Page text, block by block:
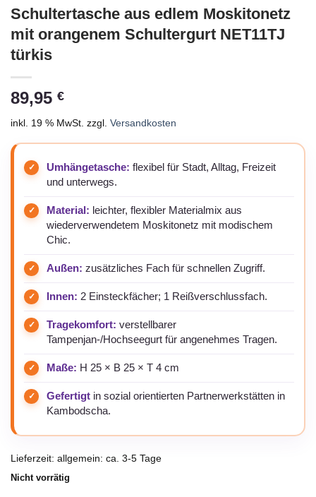
Schultertasche aus edlem Moskitonetz
mit orangenem Schultergurt NET11TJ
türkis
89,95 €
inkl. 19 % MwSt. zzgl. Versandkosten
Umhängetasche: flexibel für Stadt, Alltag, Freizeit
und unterwegs.
Material: leichter, flexibler Materialmix aus
wiederverwendetem Moskitonetz mit modischem
Chic.
Außen: zusätzliches Fach für schnellen Zugriff.
Innen: 2 Einsteckfächer; 1 Reißverschlussfach.
Tragekomfort: verstellbarer
Tampenjan-/Hochseegurt für angenehmes Tragen.
Maße: H 25 × B 25 × T 4 cm
Gefertigt in sozial orientierten Partnerwerkstätten in
Kambodscha.
Lieferzeit: allgemein: ca. 3-5 Tage
Nicht vorrätig